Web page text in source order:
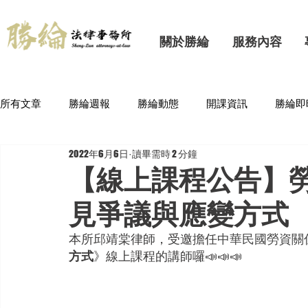
關於勝綸 服務內容
所有文章 勝綸週報 勝綸動態 開課資訊 勝綸
【線上課程公告
見爭議與應變方式
2022年6月6日 讀畢需時 2 分鐘
本所邱靖棠律師，受邀擔任中華民國勞資關
方式》線上課程的講師囉📣📣📣